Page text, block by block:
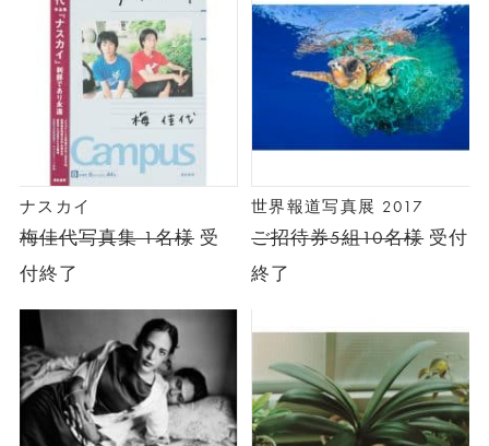
ナスカイ
梅佳代写真集 1名様 受
付終了
世界報道写真展 2017
ご招待券5組10名様受付
終了